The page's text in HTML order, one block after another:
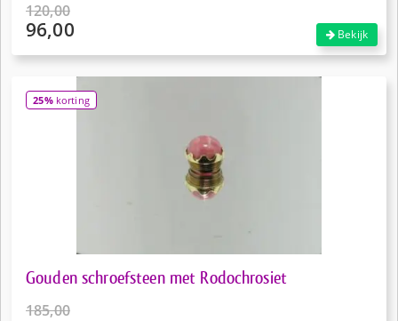
120,00
Oorspronkelijke
96,00
is:
€96,00.
Bekijk
25%korting
Gouden schroefsteen met Rodochrosiet
185,00